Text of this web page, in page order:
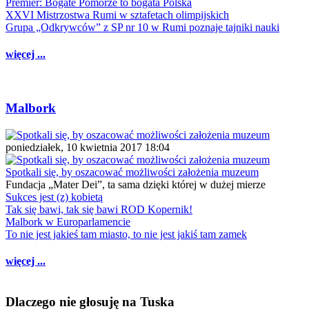
Premier: Bogate Pomorze to bogata Polska
XXVI Mistrzostwa Rumi w sztafetach olimpijskich
Grupa „Odkrywców” z SP nr 10 w Rumi poznaje tajniki nauki
więcej ...
Malbork
poniedziałek, 10 kwietnia 2017 18:04
Spotkali się, by oszacować możliwości założenia muzeum
Fundacja „Mater Dei”, ta sama dzięki której w dużej mierze
Sukces jest (z) kobietą
Tak się bawi, tak się bawi ROD Kopernik!
Malbork w Europarlamencie
To nie jest jakieś tam miasto, to nie jest jakiś tam zamek
więcej ...
Dlaczego nie głosuję na Tuska